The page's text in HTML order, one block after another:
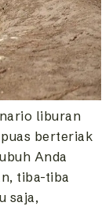
liburan
berteriak
Anda
tiba-tiba
saja,